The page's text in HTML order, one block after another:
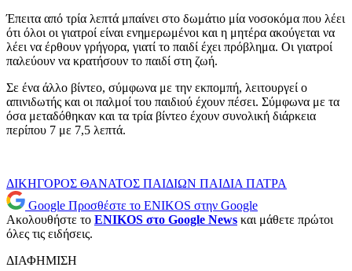
Έπειτα από τρία λεπτά μπαίνει στο δωμάτιο μία νοσοκόμα που λέει
ότι όλοι οι γιατροί είναι ενημερωμένοι και η μητέρα ακούγεται να
λέει να έρθουν γρήγορα, γιατί το παιδί έχει πρόβλημα. Οι γιατροί
παλεύουν να κρατήσουν το παιδί στη ζωή.
Σε ένα άλλο βίντεο, σύμφωνα με την εκπομπή, λειτουργεί ο
απινιδωτής και οι παλμοί του παιδιού έχουν πέσει. Σύμφωνα με τα
όσα μεταδόθηκαν και τα τρία βίντεο έχουν συνολική διάρκεια
περίπου 7 με 7,5 λεπτά.
ΔΙΚΗΓΟΡΟΣ ΘΑΝΑΤΟΣ ΠΑΙΔΙΩΝ ΠΑΙΔΙΑ ΠΑΤΡΑ
Google Προσθέστε το ENIKOS στην Google
Ακολουθήστε το ENIKOS στο Google News και μάθετε πρώτοι
όλες τις ειδήσεις.
ΔΙΑΦΗΜΙΣΗ